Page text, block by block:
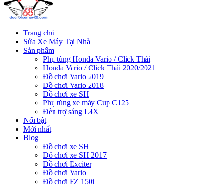
Trang chủ
Sửa Xe Máy Tại Nhà
Sản phẩm
Phụ tùng Honda Vario / Click Thái
Honda Vario / Click Thái 2020/2021
Đồ chơi Vario 2019
Đồ chơi Vario 2018
Đồ chơi xe SH
Phụ tùng xe máy Cup C125
Đèn trợ sáng L4X
Nổi bật
Mới nhất
Blog
Đồ chơi xe SH
Đồ chơi xe SH 2017
Đồ chơi Exciter
Đồ chơi Vario
Đồ chơi FZ 150i